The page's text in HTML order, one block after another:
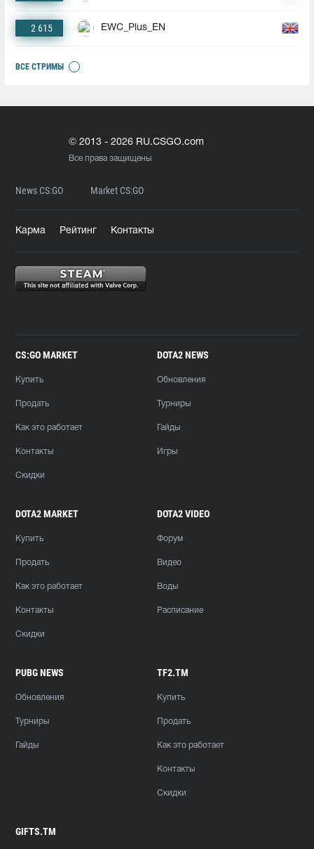
2 615 EWC_Plus_EN
ВСЕ СТРИМЫ
© 2013 - 2026 RU.CSGO.com
Все права защищены
News CS:GO Market CS:GO
Карма Рейтинг Контакты
CS:GO MARKET
Купить
Продать
Как это работает
Контакты
Скидки
DOTA2 NEWS
Обновления
Турниры
Гайды
Игры
DOTA2 MARKET
Купить
Продать
Как это работает
Контакты
Скидки
DOTA2 VIDEO
Форум
Видео
Воды
Расписание
PUBG NEWS
Обновления
Турниры
Гайды
TF2.TM
Купить
Продать
Как это работает
Контакты
Скидки
GIFTS.TM